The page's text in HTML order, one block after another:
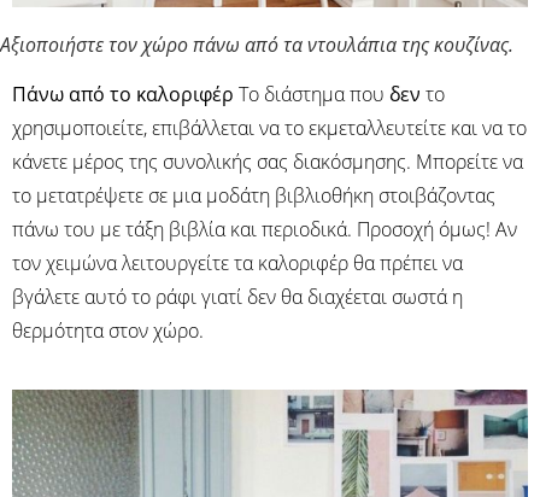
Αξιοποιήστε τον χώρο πάνω από τα ντουλάπια της κουζίνας.
Πάνω από το καλοριφέρ Tο διάστημα που δεν το
χρησιμοποιείτε, επιβάλλεται να το εκμεταλλευτείτε και να το
κάνετε μέρος της συνολικής σας διακόσμησης. Μπορείτε να
το μετατρέψετε σε μια μοδάτη βιβλιοθήκη στοιβάζοντας
πάνω του με τάξη βιβλία και περιοδικά. Προσοχή όμως! Αν
τον χειμώνα λειτουργείτε τα καλοριφέρ θα πρέπει να
βγάλετε αυτό το ράφι γιατί δεν θα διαχέεται σωστά η
θερμότητα στον χώρο.